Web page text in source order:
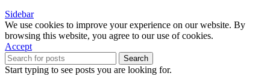
Sidebar
We use cookies to improve your experience on our website. By
browsing this website, you agree to our use of cookies.
Accept
Search
Start typing to see posts you are looking for.